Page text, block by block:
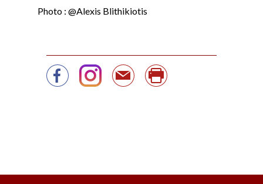
Photo : @Alexis Blithikiotis